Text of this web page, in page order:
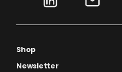
Shop
Newsletter